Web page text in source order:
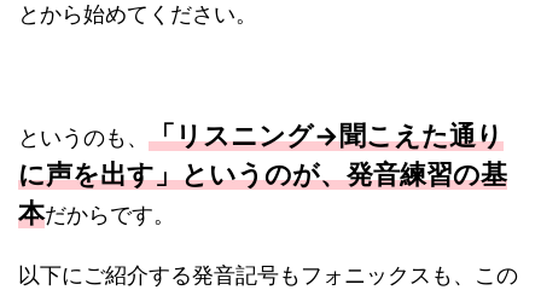
とから始めてください。
というのも、 「リスニング→聞こえた通り
に声を出す」というのが、発音練習の基
本だからです。
以下にご紹介する発音記号もフォニックスも、この